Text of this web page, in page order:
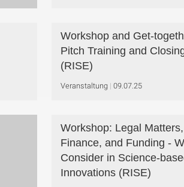
Workshop and Get-
Pitch Training and
(RISE)
Veranstaltung 09.07.25
Workshop: Legal Matters,
Finance, and Funding -
Consider in Science-
Innovations (RISE)